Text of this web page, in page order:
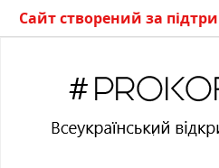
Сайт створений за